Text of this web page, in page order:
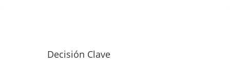
Decisión Clave